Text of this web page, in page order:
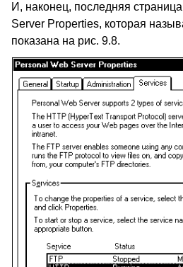
И, наконец, последняя
Server Properties, которая
показана на рис. 9.8.